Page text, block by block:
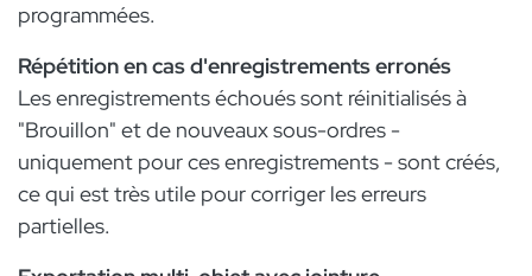
programmées.
Répétition en cas d'enregistrements erronés
Les enregistrements échoués sont réinitialisés à
"Brouillon" et de nouveaux sous-ordres -
uniquement pour ces enregistrements - sont créés,
ce qui est très utile pour corriger les erreurs
partielles.